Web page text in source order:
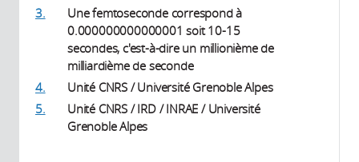
3.
Une femtoseconde correspond à
0.000000000000001 soit 10-15
secondes, c'est-à-dire un millionième de
milliardième de seconde
4.
Unité CNRS / Université Grenoble Alpes
5.
Unité CNRS / IRD / INRAE / Université
Grenoble Alpes